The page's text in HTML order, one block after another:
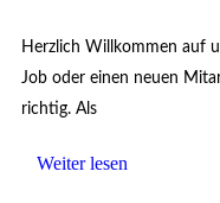
Herzlich Willkommen auf
Job oder einen neuen
richtig. Als
Weiter lesen